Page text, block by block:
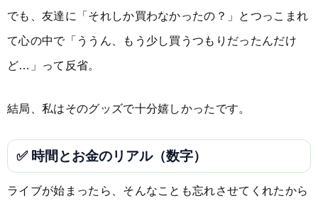
でも、友達に「それしか買わなかったの？」とつっこまれ
て心の中で「ううん、もう少し買うつもりだったんだけ
ど…」って反省。
結局、私はそのグッズで十分嬉しかったです。
✅ 時間とお金のリアル（数字）
ライブが始まったら、そんなことも忘れさせてくれたから